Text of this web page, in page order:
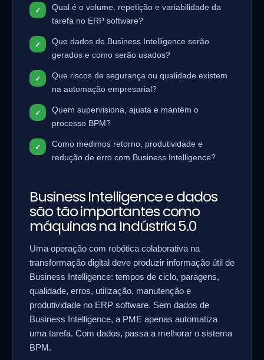
Qual é o volume, repetição e variabilidade da
tarefa no ERP software?
Que dados de Business Intelligence serão
gerados e como serão usados?
Que riscos de segurança ou qualidade existem
na automação empresarial?
Quem supervisiona, ajusta e mantém o
processo BPM?
Como medimos retorno, produtividade e
redução de erro com Business Intelligence?
Business Intelligence e dados
são tão importantes como
máquinas na Indústria 5.0
Uma operação com robótica colaborativa na
transformação digital deve produzir informação útil de
Business Intelligence: tempos de ciclo, paragens,
qualidade, erros, utilização, manutenção e
produtividade no ERP software. Sem dados de
Business Intelligence, a PME apenas automatiza
uma tarefa. Com dados, passa a melhorar o sistema
BPM.